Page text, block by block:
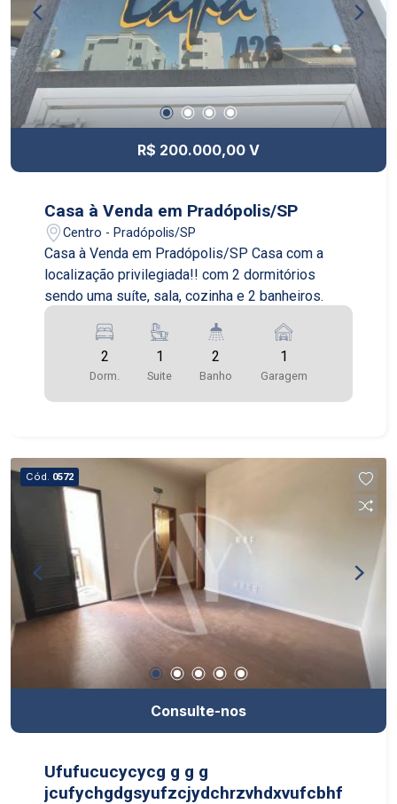
R$ 200.000,00 V
Casa à Venda em Pradópolis/SP
Centro - Pradópolis/SP
Casa à Venda em Pradópolis/SP Casa com a
localização privilegiada!! com 2 dormitórios
sendo uma suíte, sala, cozinha e 2 banheiros.
2
Dorm.
1
Suite
2
Banho
1
Garagem
Cód. 0572
Consulte-nos
Ufufucucycycg g g g
jcufychgdgsyufzcjydchrzvhdxvufcbhf